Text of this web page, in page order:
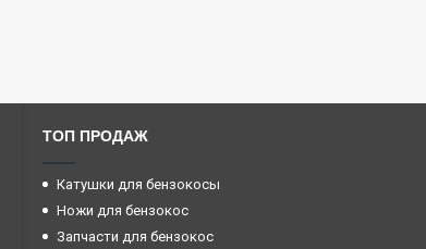
ТОП ПРОДАЖ
Катушки для бензокосы
Ножи для бензокос
Запчасти для бензокос